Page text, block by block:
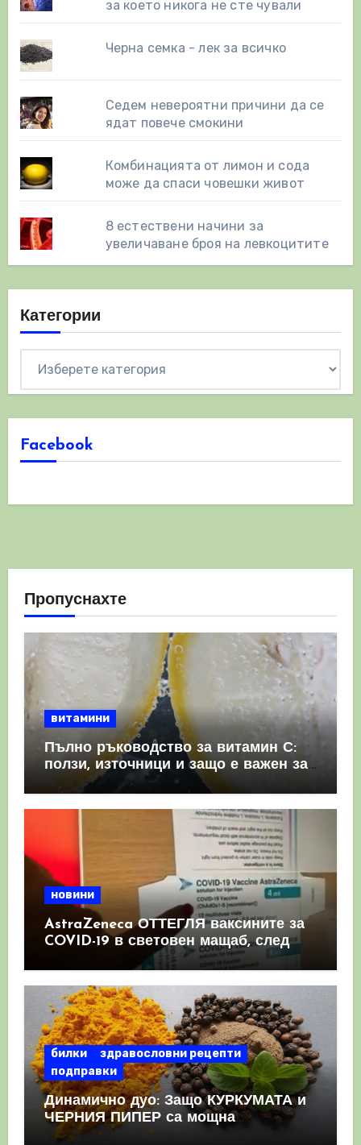
за което никога не сте чували
Черна семка - лек за всичко
Седем невероятни причини да се
ядат повече смокини
Комбинацията от лимон и сода
може да спаси човешки живот
8 eстествени начини за
увеличаване броя на левкоцитите
Категории
Facebook
Пропуснахте
витамини
Пълно ръководство за витамин С:
ползи, източници и защо е важен за
имунната система
новини
AstraZeneca ОТТЕГЛЯ ваксините за
COVID-19 в световен мащаб, след
като призна, че те причиняват
КРЪВНИ съсиреци
билки
здравословни рецепти
подправки
Динамично дуо: Защо КУРКУМАТА и
ЧЕРНИЯ ПИПЕР са мощна
комбинация